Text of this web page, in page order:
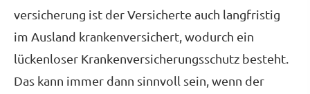
ver­si­che­rung ist der Versicherte auch langfristig
im Ausland krankenversichert, wodurch ein
lückenloser Kranken­ver­si­che­rungsschutz besteht.
Das kann immer dann sinnvoll sein, wenn der